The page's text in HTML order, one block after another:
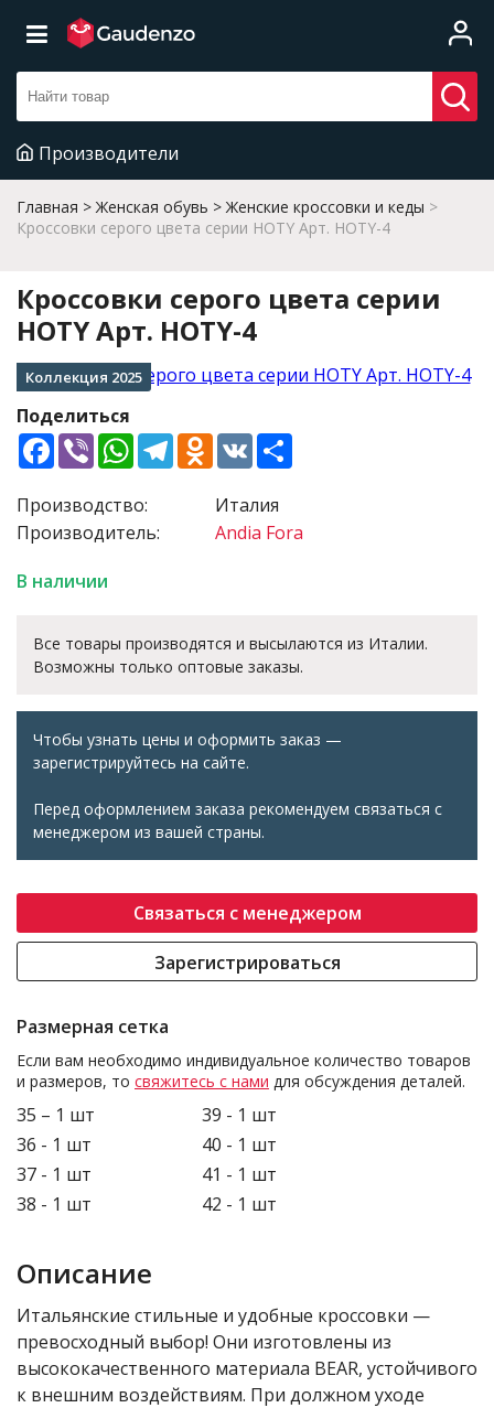
Производители
Главная Женская обувь
Женские кроссовки и кеды
Кроссовки серого цвета серии HOTY Арт. HOTY-4
Кроссовки серого цвета серии
HOTY Арт. HOTY-4
Коллекция 2025
Поделиться
Facebook
ViberWhatsApp
TelegramOdnoklassniki
VK
Производство:
Производитель:
Италия
Andia Fora
В наличии
Все товары производятся и высылаются из Италии.
Возможны только оптовые заказы.
Чтобы узнать цены и оформить заказ —
зарегистрируйтесь на сайте.
Перед оформлением заказа рекомендуем связаться с
менеджером из вашей страны.
Связаться с менеджером
Зарегистрироваться
Размерная сетка
Если вам необходимо индивидуальное количество товаров
и размеров, то свяжитесь с нами для обсуждения деталей.
35 – 1 шт
36 - 1 шт
37 - 1 шт
38 - 1 шт
39 - 1 шт
40 - 1 шт
41 - 1 шт
42 - 1 шт
Описание
Итальянские стильные и удобные кроссовки —
превосходный выбор! Они изготовлены из
высококачественного материала BEAR, устойчивого
к внешним воздействиям. При должном уходе